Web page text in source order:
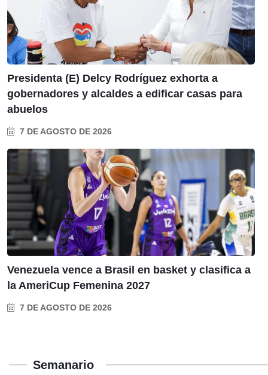
Presidenta (E) Delcy Rodríguez exhorta a
gobernadores y alcaldes a edificar casas para
abuelos
7 DE AGOSTO DE 2026
Venezuela vence a Brasil en basket y clasifica a
la AmeriCup Femenina 2027
7 DE AGOSTO DE 2026
Semanario